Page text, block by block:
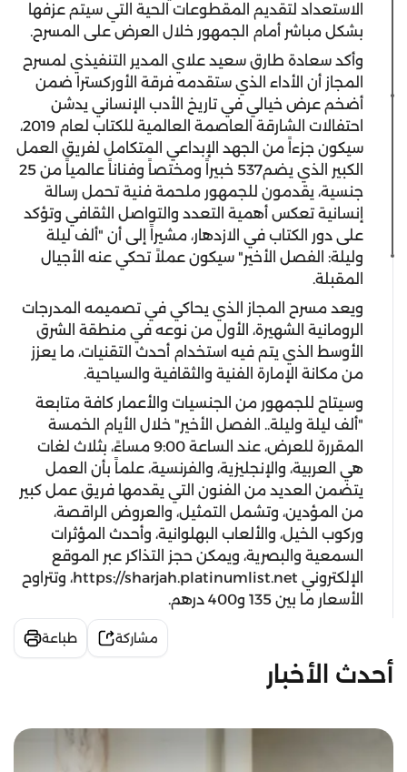
الاستعداد لتقديم المقطوعات الحية التي سيتم عزفها
بشكل مباشر أمام الجمهور خلال العرض على المسرح.
وأكد سعادة طارق سعيد علاي المدير التنفيذي لمسرح
المجاز أن الأداء الذي ستقدمه فرقة الأوركسترا ضمن
أضخم عرض خيالي في تاريخ الأدب الإنساني يدشن
احتفالات الشارقة العاصمة العالمية للكتاب لعام 2019،
سيكون جزءاً من الجهد الإبداعي المتكامل لفريق العمل
الكبير الذي يضم537 خبيراً ومختصاً وفناناً عالمياً من 25
جنسية، يقدمون للجمهور ملحمة فنية تحمل رسالة
إنسانية تعكس أهمية التعدد والتواصل الثقافي وتؤكد
على دور الكتاب في الازدهار، مشيراً إلى أن "ألف ليلة
وليلة: الفصل الأخير" سيكون عملاً تحكي عنه الأجيال
المقبلة.
ويعد مسرح المجاز الذي يحاكي في تصميمه المدرجات
الرومانية الشهيرة، الأول من نوعه في منطقة الشرق
الأوسط الذي يتم فيه استخدام أحدث التقنيات، ما يعزز
من مكانة الإمارة الفنية والثقافية والسياحية.
وسيتاح للجمهور من الجنسيات والأعمار كافة متابعة
"ألف ليلة وليلة.. الفصل الأخير" خلال الأيام الخمسة
المقررة للعرض، عند الساعة 9:00 مساءً، بثلاث لغات
هي العربية، والإنجليزية، والفرنسية، علماً بأن العمل
يتضمن العديد من الفنون التي يقدمها فريق عمل كبير
من المؤدين، وتشمل التمثيل، والعروض الراقصة،
وركوب الخيل، والألعاب البهلوانية، وأحدث المؤثرات
السمعية والبصرية، ويمكن حجز التذاكر عبر الموقع
الإلكتروني https://sharjah.platinumlist.net، وتتراوح
الأسعار ما بين 135 و400 درهم.
مشاركة طباعة
أحدث الأخبار